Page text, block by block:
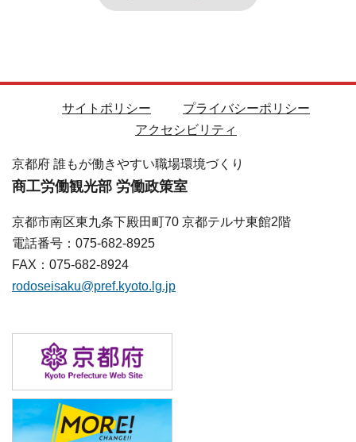
サイトポリシー
プライバシーポリシー
アクセシビリティ
京都府 誰もが働きやすい職場環境づくり
商工労働観光部 労働政策室
京都市南区東九条下殿田町70 京都テルサ東館2階
電話番号：075-682-8925
FAX：075-682-8924
rodoseisaku@pref.kyoto.lg.jp